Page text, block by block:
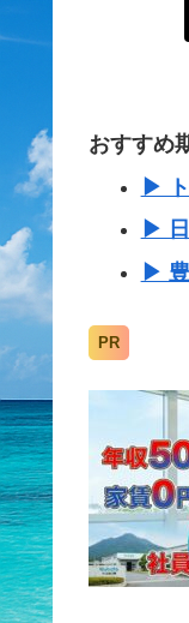
おすすめ
▶
▶
▶
PR